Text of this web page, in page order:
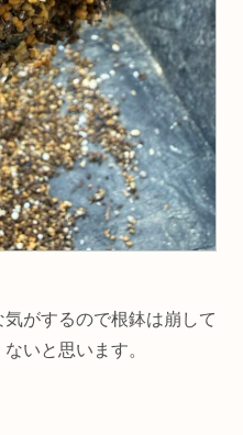
がするので根鉢は崩して
いと思います。